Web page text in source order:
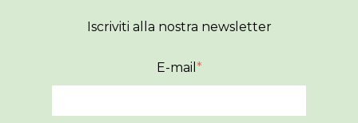
Iscriviti alla nostra newsletter
E-mail *